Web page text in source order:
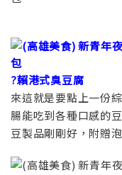
?賴港式臭豆腐
來這就是要點上一份
腸能吃到各種口感的
豆製品剛剛好，附贈